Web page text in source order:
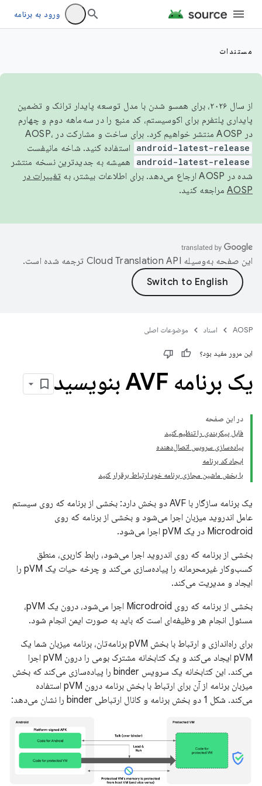
ورود به برنامه
مستندات
از سال ۲۰۲۶، برای همسو شدن با مدل توسعه پایدار ترانک و تضمین
پایداری پلتفرم برای اکوسیستم، کد منبع را در سه‌ماهه دوم و چهارم
در AOSP منتشر خواهیم کرد. برای ساخت و مشارکت در AOSP،
android-latest-release استفاده کنید. شاخه مانیفست
android-latest-release
همیشه به جدیدترین نسخه منتشر
شده در AOSP ارجاع می‌دهد. برای اطلاعات بیشتر، به
تغییرات در
AOSP مراجعه کنید.
این صفحه به‌وسیله ترجمه شده است.
AOSP اسناد موضوعات اصلی
این مرور مفید بود؟
یک برنامه AVF بنویسید
در این صفحه
فایل پیکربندی را تنظیم کنید
پیاده‌سازی سرویس اتصال‌دهنده
ایجاد کد برنامه
با بخش ماشین مجازی برنامه خود ارتباط برقرار کنید
یک برنامه سازگار با AVF دو بخش دارد: بخشی از برنامه که روی سیستم
عامل اندروید میزبان اجرا می‌شود و بخشی از برنامه که روی
Microdroid در یک pVM اجرا می‌شود.
بخشی از برنامه که روی اندروید اجرا می‌شود، رابط کاربری، منطق
کسب‌وکار غیرمحرمانه را پیاده‌سازی می‌کند و چرخه حیات یک pVM را
ایجاد و مدیریت می‌کند.
بخشی از برنامه که روی Microdroid اجرا می‌شود، درون یک pVM،
مسئول انجام هر وظیفه‌ای است که باید به صورت ایمن انجام شود.
برای راه‌اندازی و ارتباط با بخش pVM برنامه‌تان، برنامه میزبان شما یک
pVM ایجاد می‌کند و یک کتابخانه مشترک بومی را درون pVM اجرا
می‌کند. این کتابخانه یک سرویس binder را پیاده‌سازی می‌کند که بخش
میزبان برنامه از آن برای ارتباط با بخش برنامه درون pVM استفاده
می‌کند. شکل 1 دو بخش برنامه و کانال ارتباطی binder را نشان می‌دهد: